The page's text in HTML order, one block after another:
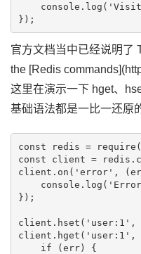
官方文档当中已经说明了
the [Redis
这里在演示一下 hget、
基础语法都是一比一还原
const redis =
const client =
client.on('error',
});
client.hset('user:1',
client.hget('user:1',
    if (err) {